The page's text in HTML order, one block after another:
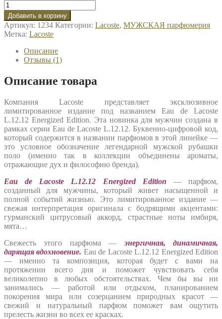
Добавить в корзину
Артикул: 1234 Категории: Lacoste, МУЖСКАЯ парфюмерия
Метка: Lacoste
Описание
Отзывы (1)
Описание товара
Компания Lacoste представляет эксклюзивное
лимитированное издание под названием Eau de Lacoste
L.12.12 Energized Edition. Эта новинка для мужчин создана в
рамках серии Eau de Lacoste L.12.12. Буквенно-цифровой код,
который содержится в названии парфюмов в этой линейке —
это условное обозначение легендарной мужской рубашки
поло (именно так в коллекции объединены ароматы,
отражающие дух и философию бренда).
Eau de Lacoste L.12.12 Energized Edition
— парфюм,
созданный для мужчины, который живет насыщенной и
полной событий жизнью. Это лимитированное издание —
свежая интерпретация оригинала с бодрящими акцентами:
гурманский цитрусовый аккорд, страстные ноты имбиря,
мята…
Свежесть этого парфюма —энергичная, динамичная,
дарящая вдохновение. Eau de Lacoste L.12.12 Energized Edition
— именно та композиция, которая будет с вами на
протяжении всего дня и поможет чувствовать себя
великолепно в любых обстоятельствах. Чем бы вы ни
занимались — работой или отдыхом, планированием
покорения мира или созерцанием природных красот —
свежий и натуральный парфюм поможет вам ощутить
прелесть жизни во всех ее красках.